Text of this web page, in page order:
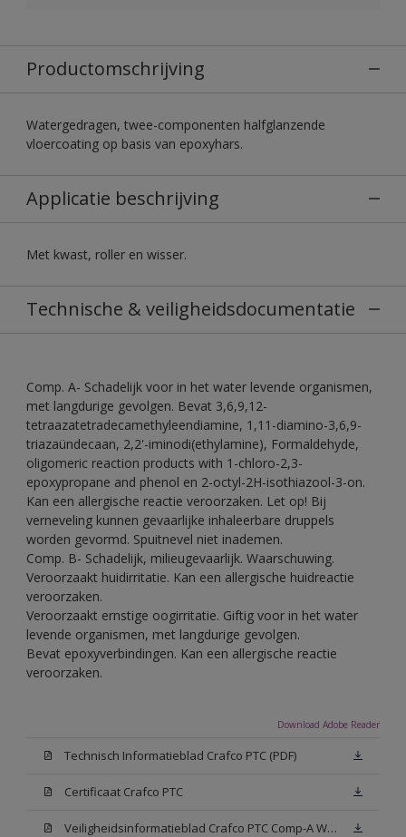
Productomschrijving
Watergedragen, twee-componenten halfglanzende
vloercoating op basis van epoxyhars.
Applicatie beschrijving
Met kwast, roller en wisser.
Technische & veiligheidsdocumentatie
Comp. A- Schadelijk voor in het water levende organismen,
met langdurige gevolgen. Bevat 3,6,9,12-
tetraazatetradecamethyleendiamine, 1,11-diamino-3,6,9-
triazaündecaan, 2,2'-iminodi(ethylamine), Formaldehyde,
oligomeric reaction products with 1-chloro-2,3-
epoxypropane and phenol en 2-octyl-2H-isothiazool-3-on.
Kan een allergische reactie veroorzaken. Let op! Bij
verneveling kunnen gevaarlijke inhaleerbare druppels
worden gevormd. Spuitnevel niet inademen.
Comp. B- Schadelijk, milieugevaarlijk. Waarschuwing.
Veroorzaakt huidirritatie. Kan een allergische huidreactie
veroorzaken.
Veroorzaakt ernstige oogirritatie. Giftig voor in het water
levende organismen, met langdurige gevolgen.
Bevat epoxyverbindingen. Kan een allergische reactie
veroorzaken.
Download Adobe Reader
Technisch Informatieblad Crafco PTC (PDF)
Certificaat Crafco PTC
Veiligheidsinformatieblad Crafco PTC Comp-A W05 (MSDS)